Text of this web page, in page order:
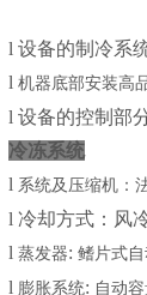
l设备的制冷系统
l机器底部安装高
l设备的控制部分设
冷冻系统
l 系统及压缩机：
l冷却方式：风冷
l蒸发器:鳍片式自
l 膨胀系统: 自动容